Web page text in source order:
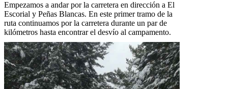
Empezamos a andar por la carretera en dirección a El
Escorial y Peñas Blancas. En este primer tramo de la
ruta continuamos por la carretera durante un par de
kilómetros hasta encontrar el desvío al campamento.